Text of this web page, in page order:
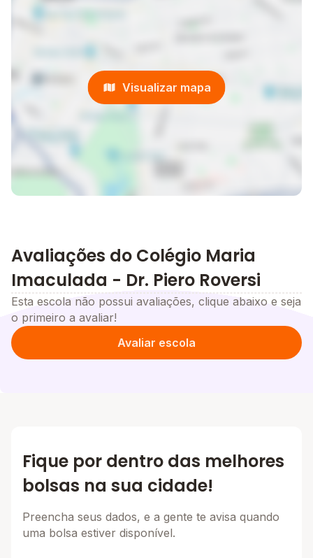
Visualizar mapa
Avaliações do Colégio Maria
Imaculada - Dr. Piero Roversi
Esta escola não possui avaliações, clique abaixo e seja
o primeiro a avaliar!
Avaliar escola
Fique por dentro das melhores
bolsas na sua cidade!
Preencha seus dados, e a gente te avisa quando
uma bolsa estiver disponível.